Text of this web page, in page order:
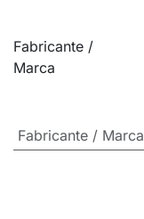
Fabricante /
Marca
Fabricante / Marca